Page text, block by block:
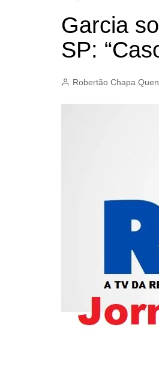
Garcia
SP:
Robertão Chapa